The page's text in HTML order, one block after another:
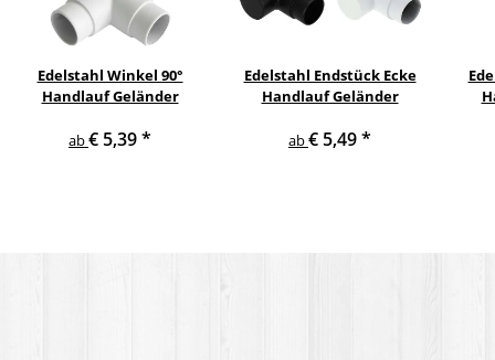
Edelstahl Winkel 90°
Handlauf Geländer
ab€ 5,39*
Edelstahl Endstück Ecke
Handlauf Geländer
ab€ 5,49*